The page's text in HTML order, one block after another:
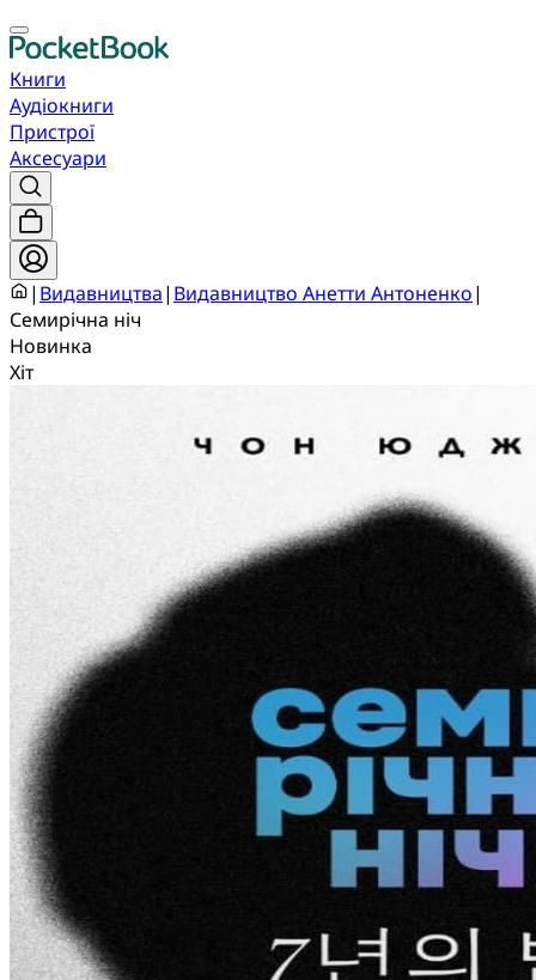
Книги
Аудіокниги
Пристрої
Аксесуари
| Видавництва| Видавництво Анетти Антоненко|
Семирічна ніч
Новинка
Хіт